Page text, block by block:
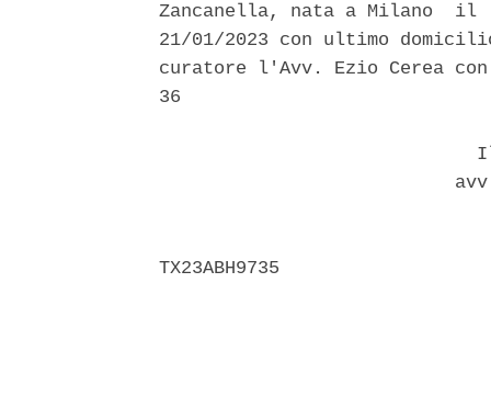
Zancanella, nata a Milano  il
21/01/2023 con ultimo
curatore l'Avv. Ezio Cerea
36